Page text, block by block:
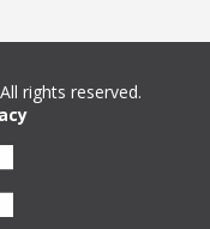
rights reserved.